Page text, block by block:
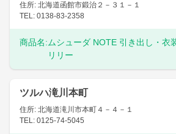
住所: 北海道函館市鍛治２－３１－１
TEL: 0138-83-2358
商品名: ムシューダ NOTE 引き出し・衣
リリー
ツルハ滝川本町
住所: 北海道滝川市本町４－４－１
TEL: 0125-74-5045